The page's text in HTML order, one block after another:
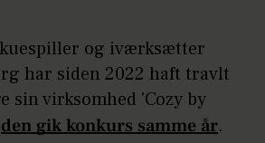
og iværksætter
har siden 2022 haft travlt
sin virksomhed 'Cozy by
den gik konkurs samme år.